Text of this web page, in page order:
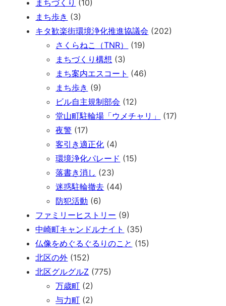
まちづくり (10)
まち歩き (3)
キタ歓楽街環境浄化推進協議会 (202)
さくらねこ（TNR）
(19)
まちづくり構想 (3)
まち案内エスコート (46)
まち歩き (9)
ビル自主規制部会 (12)
堂山町駐輪場「ウメチャリ」
(17)
夜警 (17)
客引き適正化 (4)
環境浄化パレード (15)
落書き消し (23)
迷惑駐輪撤去 (44)
防犯活動 (6)
ファミリーヒストリー (9)
中崎町キャンドルナイト (35)
仏像をめぐるぐるりのこと (15)
北区の外 (152)
北区グルグルZ (775)
万歳町 (2)
与力町 (2)